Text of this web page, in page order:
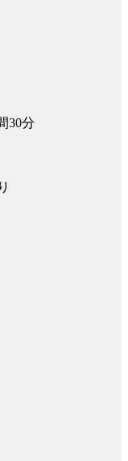
30分